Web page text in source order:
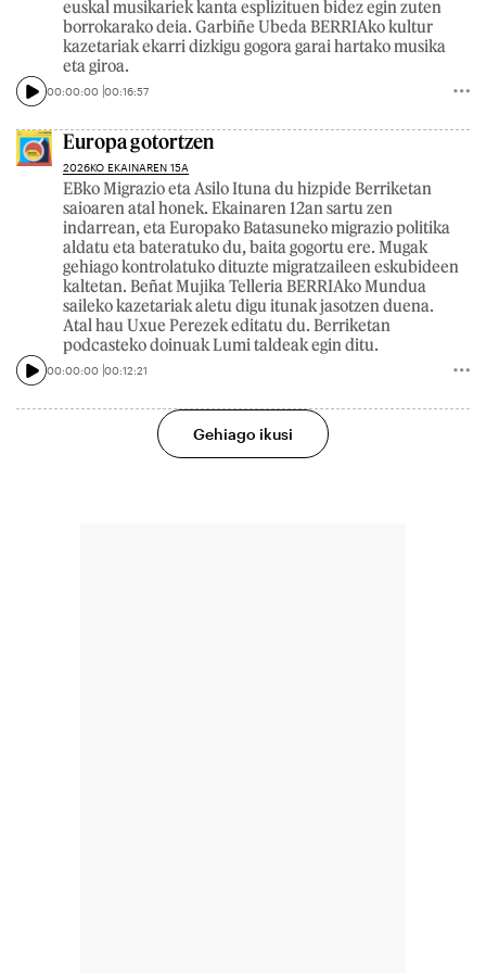
euskal musikariek kanta esplizituen bidez egin zuten
borrokarako deia. Garbiñe Ubeda BERRIAko kultur
kazetariak ekarri dizkigu gogora garai hartako musika
eta giroa.
00:00:00 00:16:57
Europa gotortzen
2026KO EKAINAREN 15A
EBko Migrazio eta Asilo Ituna du hizpide Berriketan
saioaren atal honek. Ekainaren 12an sartu zen
indarrean, eta Europako Batasuneko migrazio politika
aldatu eta bateratuko du, baita gogortu ere. Mugak
gehiago kontrolatuko dituzte migratzaileen eskubideen
kaltetan. Beñat Mujika Telleria BERRIAko Mundua
saileko kazetariak aletu digu itunak jasotzen duena.
Atal hau Uxue Perezek editatu du. Berriketan
podcasteko doinuak Lumi taldeak egin ditu.
00:00:00 00:12:21
Gehiago ikusi